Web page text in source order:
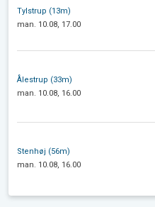
Tylstrup (13m)
man. 10.08, 17.00
Ålestrup (33m)
man. 10.08, 16.00
Stenhøj (56m)
man. 10.08, 16.00